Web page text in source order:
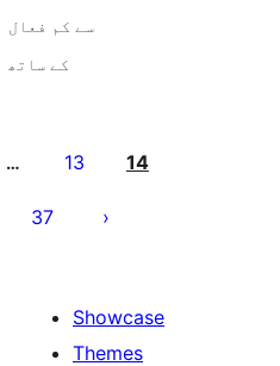
10 سے کم
6.9.6 کے
… 13 14
37
Showcase
Themes